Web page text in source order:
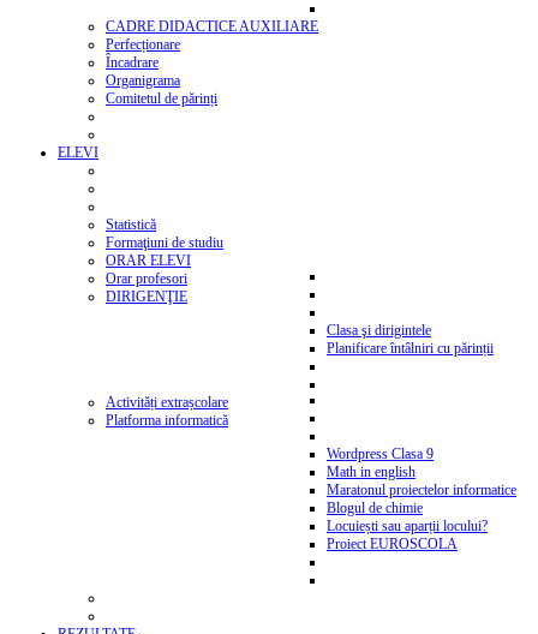
CADRE DIDACTICE AUXILIARE
Perfecționare
Încadrare
Organigrama
Comitetul de părinți
ELEVI
Statistică
Formaţiuni de studiu
ORAR ELEVI
Orar profesori
DIRIGENŢIE
Clasa şi dirigintele
Planificare întâlniri cu părinții
Activități extrașcolare
Platforma informatică
Wordpress Clasa 9
Math in english
Maratonul proiectelor informatice
Blogul de chimie
Locuiești sau aparții locului?
Proiect EUROSCOLA